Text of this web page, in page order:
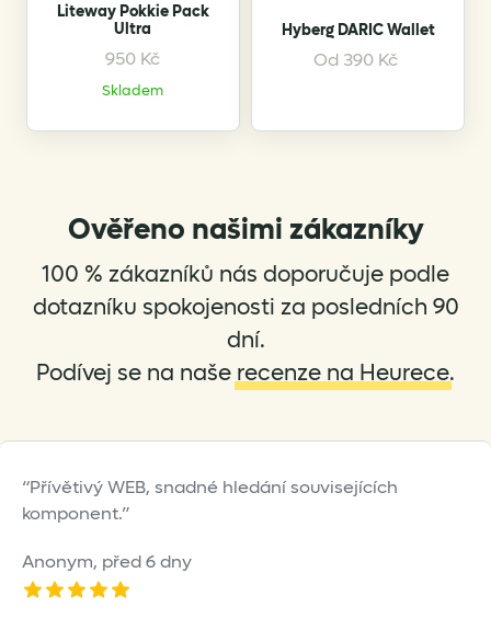
product
page
product
page
Liteway Pokkie Pack
Ultra
950 Kč
Skladem
This
product
multiple
options
may
be
chosen
on
product
Hyberg DARIC Wallet
Od 390 Kč
This
multiple
options
may
be
chosen
on
product
Ověřeno našimi zákazníky
100 % zákazníků nás doporučuje podle
dotazníku spokojenosti za posledních 90
dní.
Podívej se na naše recenze na Heurece.
Přívětivý WEB, snadné hledání souvisejících
komponent.
Anonym, před 6 dny